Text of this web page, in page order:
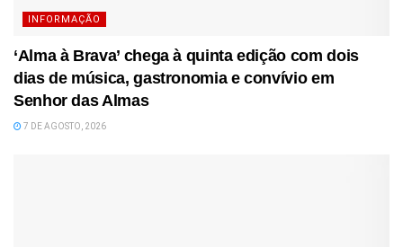
INFORMAÇÃO
‘Alma à Brava’ chega à quinta edição com dois
dias de música, gastronomia e convívio em
Senhor das Almas
7 DE AGOSTO, 2026